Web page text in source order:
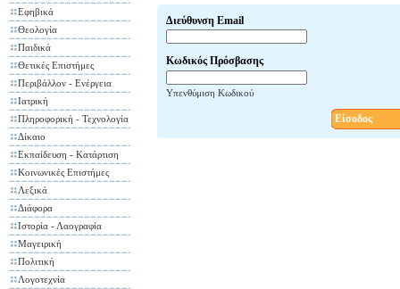
Εφηβικά
Θεολογία
Παιδικά
Θετικές Επιστήμες
Περιβάλλον - Ενέργεια
Ιατρική
Πληροφορική - Τεχνολογία
Δίκαιο
Εκπαίδευση - Κατάρτιση
Κοινωνικές Επιστήμες
Λεξικά
Διάφορα
Ιστορία - Λαογραφία
Μαγειρική
Πολιτική
Λογοτεχνία
Διεύθυνση Email
Κωδικός Πρόσβασης
Υπενθύμιση Κωδικού
Είσοδος